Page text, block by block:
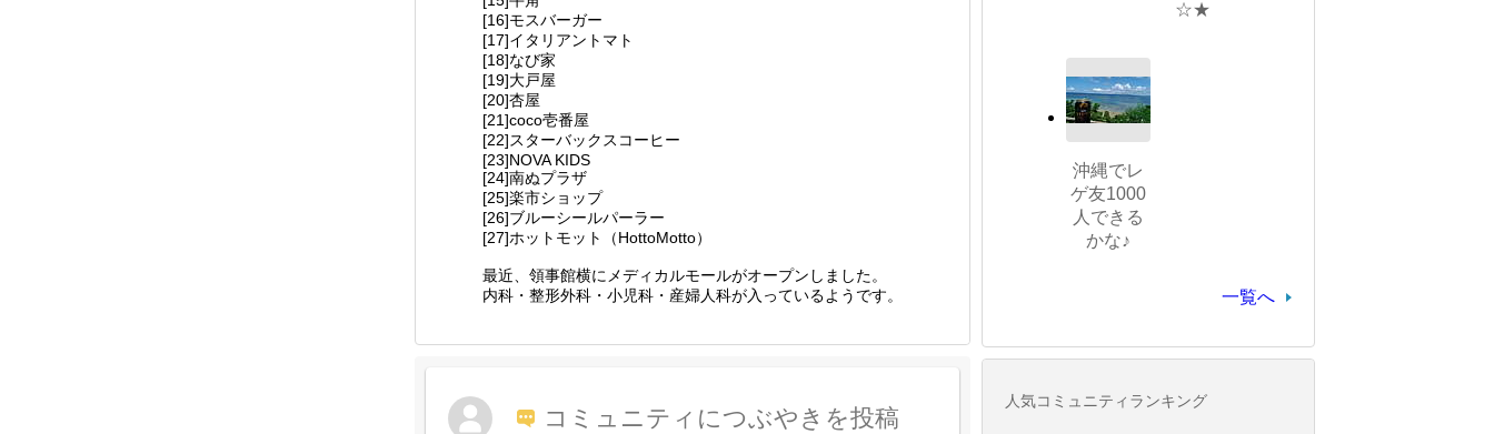
[16]モスバーガー
[17]イタリアントマト
[18]なび家
[19]大戸屋
[20]杏屋
[21]coco壱番屋
[22]スターバックスコーヒー
[23]NOVA KIDS
[24]南ぬプラザ
[25]楽市ショップ
[26]ブルーシールパーラー
[27]ホットモット（HottoMotto）
最近、領事館横にメディカルモールがオープンしました。
内科・整形外科・小児科・産婦人科が入っているようです。
コミュニティにつぶやきを投稿
☆★
沖縄でレ
ゲ友1000
人できる
かな♪
一覧へ
人気コミュニティランキング